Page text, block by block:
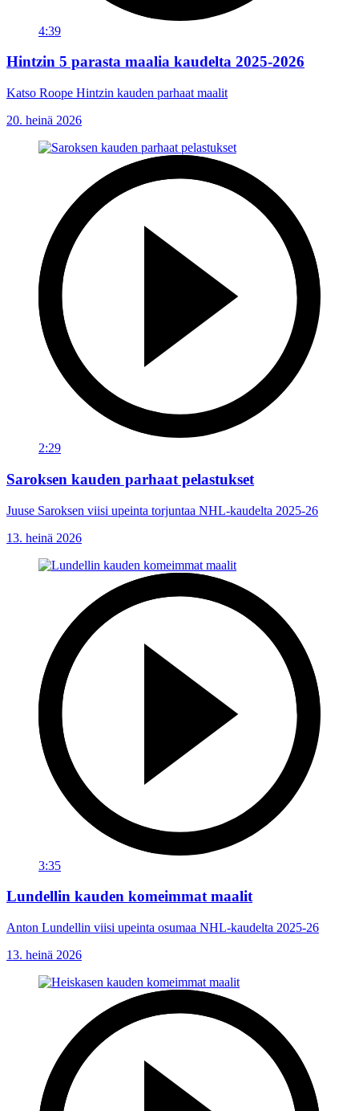
4:39
Hintzin 5 parasta maalia kaudelta 2025-2026
Katso Roope Hintzin kauden parhaat maalit
20. heinä 2026
2:29
Saroksen kauden parhaat pelastukset
Juuse Saroksen viisi upeinta torjuntaa NHL-kaudelta 2025-26
13. heinä 2026
3:35
Lundellin kauden komeimmat maalit
Anton Lundellin viisi upeinta osumaa NHL-kaudelta 2025-26
13. heinä 2026